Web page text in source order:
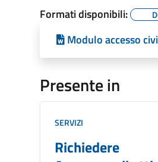
Formati disponibili:
Modulo accesso
Presente in
SERVIZI
Richiedere